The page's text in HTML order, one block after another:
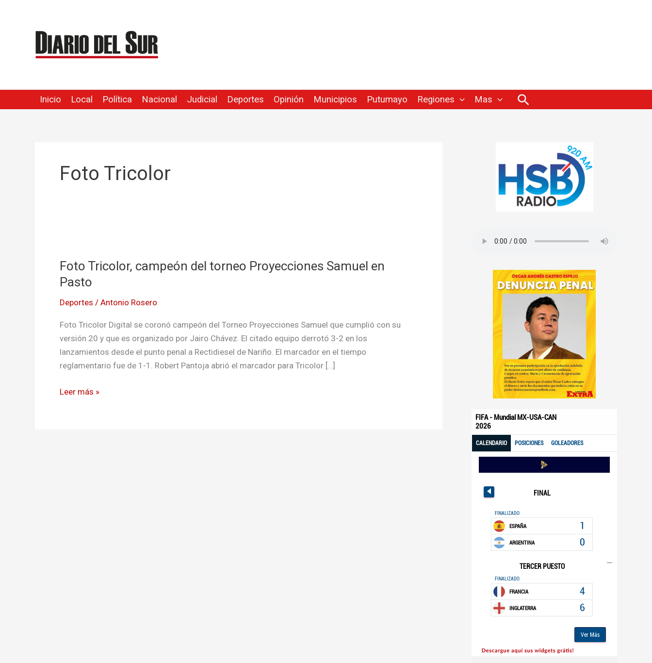
contenido
Inicio Local Política Nacional Judicial Deportes Opinión Municipios Putumayo Regiones Mas Buscar
Foto Tricolor
Foto Tricolor, campeón del torneo Proyecciones Samuel en
Pasto
Deportes / Antonio Rosero
Foto Tricolor Digital se coronó campeón del Torneo Proyecciones Samuel que cumplió con su
versión 20 y que es organizado por Jairo Chávez. El citado equipo derrotó 3-2 en los
lanzamientos desde el punto penal a Rectidiesel de Nariño. El marcador en el tiempo
reglamentario fue de 1-1. Robert Pantoja abrió el marcador para Tricolor […]
campeón
del
Proyecciones
Samuel
Pasto
Leer más »